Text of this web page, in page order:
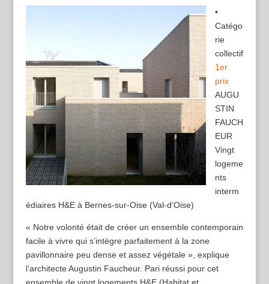
•
Catégo
rie
collectif
1er
prix
AUGU
STIN
FAUCH
EUR
Vingt
logeme
nts
interm
édiaires H&E à Bernes-sur-Oise (Val-d’Oise)
« Notre volonté était de créer un ensemble contemporain
facile à vivre qui s’intègre parfaitement à la zone
pavillonnaire peu dense et assez végétale », explique
l’architecte Augustin Faucheur. Pari réussi pour cet